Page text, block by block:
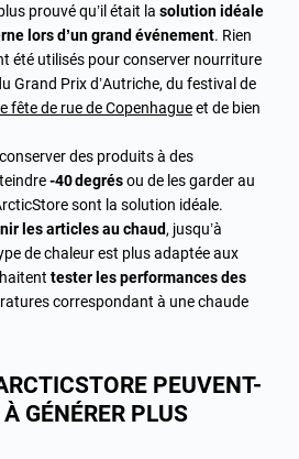
prouvé qu’il était la solution idéale
lors d’un grand événement. Rien
été utilisés pour conserver nourriture
Grand Prix d’Autriche, du festival de
fête de rue de Copenhagueet de bien
des produits à des
-40 degrésou de les garder au
sont la solution idéale.
les articles au chaud, jusqu’à
de chaleur est plus adaptée aux
tester les performances des
correspondant à une chaude
PEUVENT-
GÉNÉRER PLUS